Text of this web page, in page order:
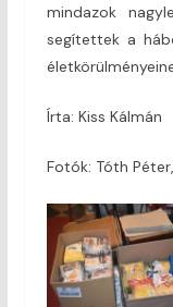
mindazok
segítettek a
Írta: Kiss Kálmán
Fotók: Tóth